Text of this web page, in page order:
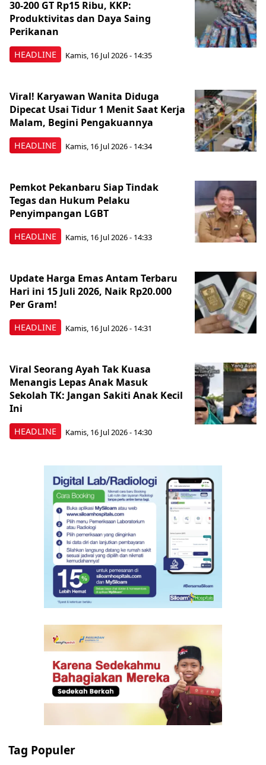
HEADLINE
30-200 GT Rp15 Ribu, KKP:
Produktivitas dan Daya Saing
Perikanan
Kamis, 16 Jul 2026 - 14:35
HEADLINE
Viral! Karyawan Wanita Diduga
Dipecat Usai Tidur 1 Menit Saat Kerja
Malam, Begini Pengakuannya
Kamis, 16 Jul 2026 - 14:34
HEADLINE
Pemkot Pekanbaru Siap Tindak
Tegas dan Hukum Pelaku
Penyimpangan LGBT
Kamis, 16 Jul 2026 - 14:33
HEADLINE
Update Harga Emas Antam Terbaru
Hari ini 15 Juli 2026, Naik Rp20.000
Per Gram!
Kamis, 16 Jul 2026 - 14:31
HEADLINE
Viral Seorang Ayah Tak Kuasa
Menangis Lepas Anak Masuk
Sekolah TK: Jangan Sakiti Anak Kecil
Ini
Kamis, 16 Jul 2026 - 14:30
Tag Populer